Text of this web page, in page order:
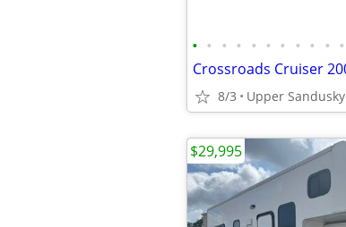
• • • • • • • • • • •
8/3 Upper Sandusky
$29,995